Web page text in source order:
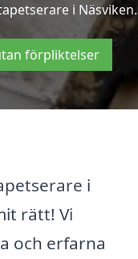
i Näsviken.
förpliktelser
i
rätt! Vi
och erfarna